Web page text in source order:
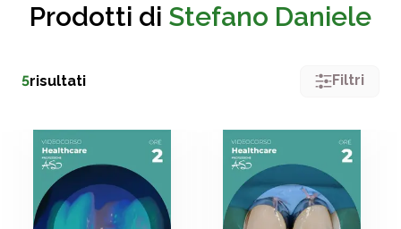
Prodotti di Stefano Daniele
5risultati Filtri